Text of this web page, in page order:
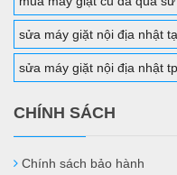
sửa máy giặt nội địa nhật
sửa máy giặt nội địa nhật
CHÍNH SÁCH
Chính sách bảo hành